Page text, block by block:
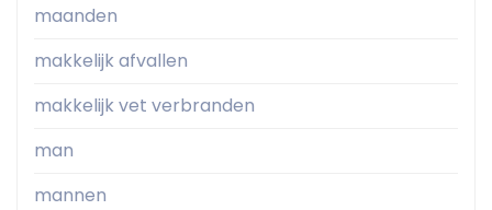
maanden
makkelijk afvallen
makkelijk vet verbranden
man
mannen